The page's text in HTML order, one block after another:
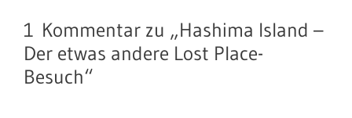
1 Kommentar zu „Hashima Island –
Der etwas andere Lost Place-
Besuch“